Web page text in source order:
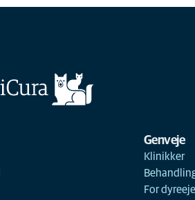
Genveje
Klinikker
For